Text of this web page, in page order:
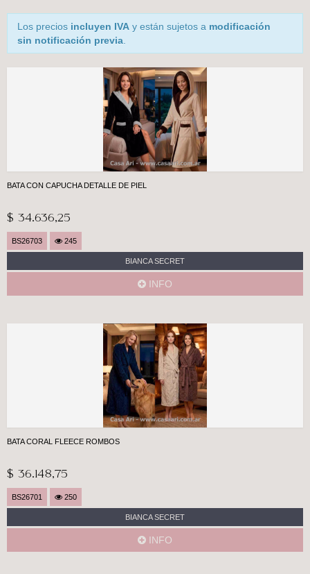
Casa Ari>
Los precios incluyen IVA y están sujetos a modificación
sin notificación previa
BATA CON CAPUCHA DETALLE DE PIEL
$ 34.636,25
BS26703 245
BIANCA SECRET
INFO
BATA CORAL FLEECE ROMBOS
$ 36.148,75
BS26701 250
BIANCA SECRET
INFO